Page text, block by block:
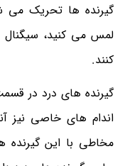
گیرنده ها تحریک می
لمس می کنید، سیگنال
کنند.
گیرنده های درد در
اندام های خاصی نیز
مخاطی با این گیرنده